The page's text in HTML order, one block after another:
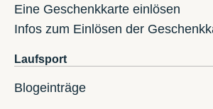
Eine Geschenkkarte einlösen
Infos zum Einlösen der
Laufsport
Blogeinträge